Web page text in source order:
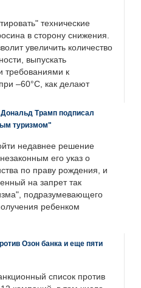
технические
в сторону снижения.
увеличить количество
выпускать
требованиями к
–60°C, как делают
Трамп подписал
туризмом"
недавнее решение
его указ о
по праву рождения, и
на запрет так
подразумевающего
ребенком
Озон банка и еще пяти
список против